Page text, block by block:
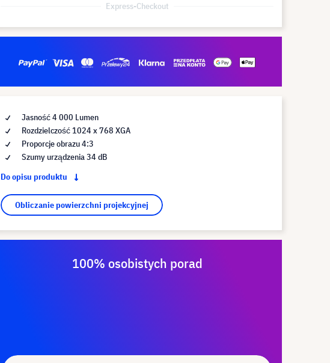
Express-Checkout
Jasność 4 000 Lumen
Rozdzielczość 1024 x 768 XGA
Proporcje obrazu 4:3
Szumy urządzenia 34 dB
Do opisu produktu
Obliczanie powierzchni projekcyjnej
100% osobistych porad